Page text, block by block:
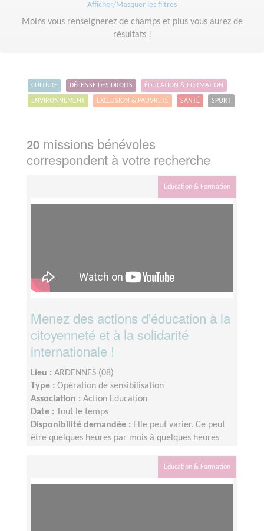
Afficher/Masquer les filtres
Moins vous renseignerez de champs et plus vous aurez de
résultats !
CULTURE DÉFENSE DES DROITS ÉDUCATION & FORMATION
ENVIRONNEMENT EXCLUSION & PAUVRETÉ SANTÉ SPORT
20 missions bénévoles
correspondent à votre recherche
Éducation & Formation
Menez des actions d'éducation à la
citoyenneté et à la solidarité
internationale !
Lieu : ARDENNES (08)
Type : Opération de sensibilisation
Association : Action Education
Date :
Tout le temps
Disponibilité demandée : Elle peut varier. Ce peut
être quelques heures par mois à quelques heures
Éducation & Formation